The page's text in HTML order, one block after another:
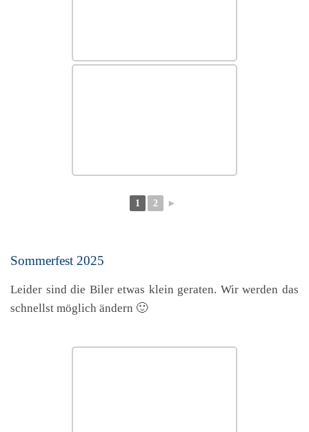
1 2 ►
Sommerfest 2025
Leider sind die Biler etwas klein geraten. Wir werden das
schnellst möglich ändern 🙂